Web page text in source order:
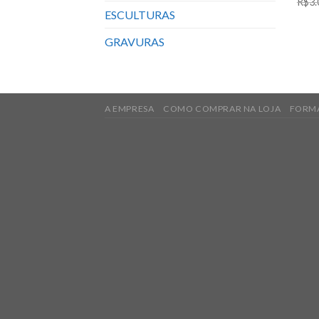
ESCULTURAS
GRAVURAS
A EMPRESA COMO COMPRAR NA LOJA